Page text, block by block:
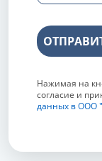
Нажимая на
согласие и
данных в ООО